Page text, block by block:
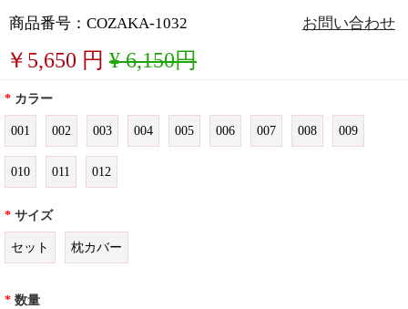
商品番号：COZAKA-1032 お問い合わせ
￥ 5,650 円 ¥ 6,150円
* カラー
001 002 003 004 005 006 007 008 009
010 011 012
* サイズ
セット 枕カバー
* 数量